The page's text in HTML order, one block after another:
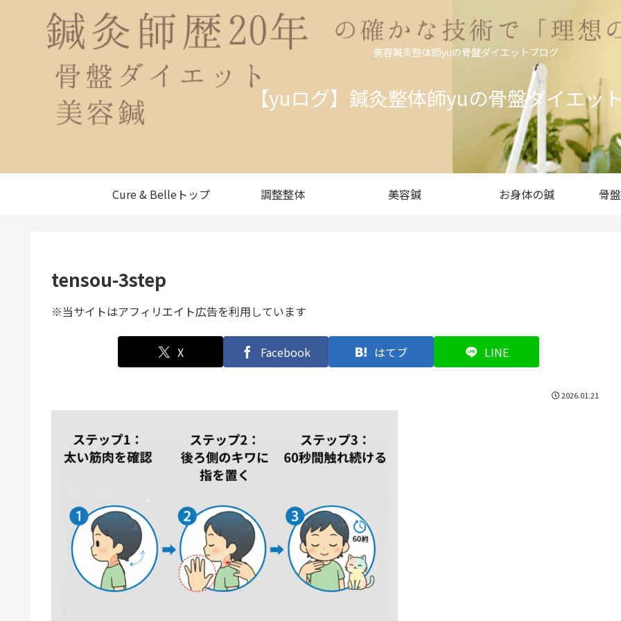
美容鍼灸整体師yuの骨盤ダイエットブログ
【yuログ】鍼灸整体師yuの骨盤ダイエッ
Cure & Belleトップ 調整整体 美容鍼 お身体の鍼 骨
tensou-3step
※当サイトはアフィリエイト広告を利用しています
X Facebook はてブ LINE
2026.01.21